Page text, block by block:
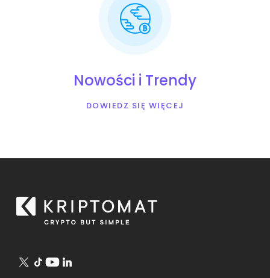
Nowości i Trendy
DOWIEDZ SIĘ WIĘCEJ